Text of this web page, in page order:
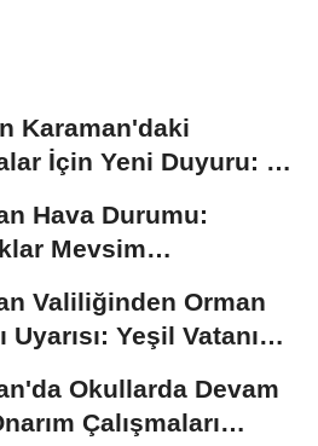
Karaman'daki
İçin Yeni Duyuru: 11
Hava Durumu:
Mevsim
Valiliğinden Orman
Uyarısı: Yeşil Vatanı
Okullarda Devam
Çalışmaları